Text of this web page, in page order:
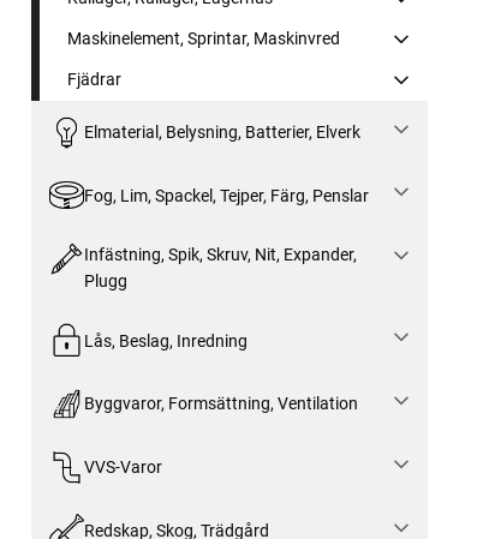
Maskinelement, Sprintar, Maskinvred
Fjädrar
Elmaterial, Belysning, Batterier, Elverk
Fog, Lim, Spackel, Tejper, Färg, Penslar
Infästning, Spik, Skruv, Nit, Expander,
Plugg
Lås, Beslag, Inredning
Byggvaror, Formsättning, Ventilation
VVS-Varor
Redskap, Skog, Trädgård